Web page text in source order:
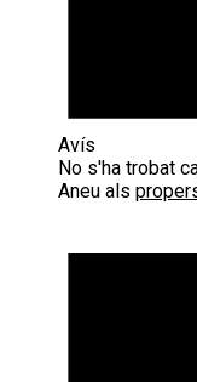
Avís
No s'ha trobat
Aneu als